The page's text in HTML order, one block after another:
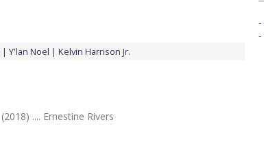
Y'lan Noel Kelvin Harrison Jr.
(2018) .... Ernestine Rivers